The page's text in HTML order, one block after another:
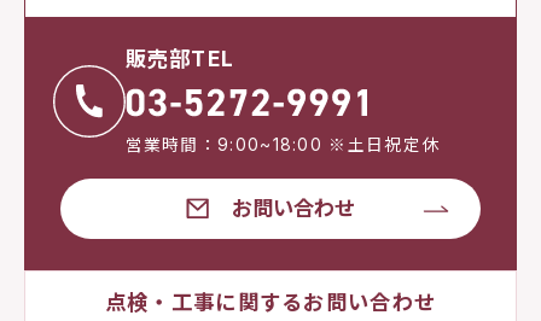
販売部TEL
営業時間：9:00~18:00 ※土日祝定休
お問い合わせ
点検・工事に関するお問い合わせ